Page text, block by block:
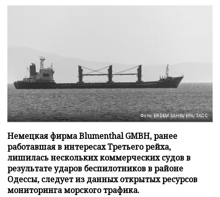
Фото: ERDEM SAHIN/EPA/ТАСС
Немецкая фирма Blumenthal GMBH, ранее
работавшая в интересах Третьего рейха,
лишилась нескольких коммерческих судов в
результате ударов беспилотников в районе
Одессы, следует из данных открытых ресурсов
мониторинга морского трафика.